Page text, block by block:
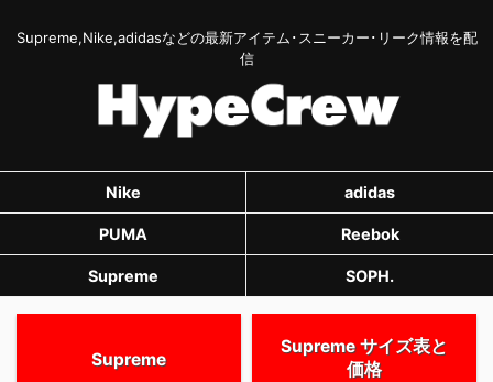
Supreme,Nike,adidasなどの最新アイテム･スニーカー･リーク情報を配
信
Nike adidas
PUMA Reebok
Supreme SOPH.
Supreme
Supreme サイズ表と
価格